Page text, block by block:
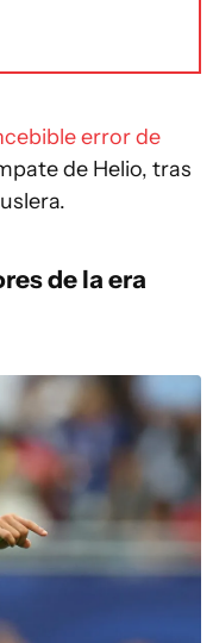
error de
de Helio, tras
de la era